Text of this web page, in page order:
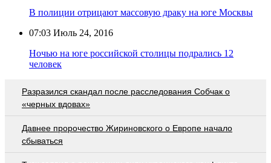
В полиции отрицают массовую драку на юге Москвы
07:03 Июль 24, 2016
Ночью на юге российской столицы подрались 12
человек
Разразился скандал после расследования Собчак о
«черных вдовах»
Давнее пророчество Жириновского о Европе начало
сбываться